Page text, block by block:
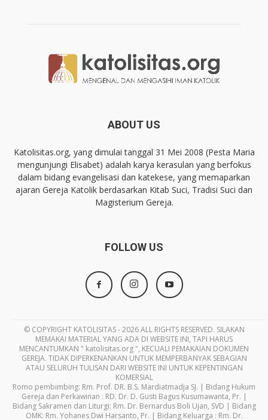
ABOUT US
Katolisitas.org, yang dimulai tanggal 31 Mei 2008 (Pesta Maria
mengunjungi Elisabet) adalah karya kerasulan yang berfokus
dalam bidang evangelisasi dan katekese, yang memaparkan
ajaran Gereja Katolik berdasarkan Kitab Suci, Tradisi Suci dan
Magisterium Gereja.
FOLLOW US
© COPYRIGHT KATOLISITAS - 2026 ALL RIGHTS RESERVED. SILAKAN
MEMAKAI MATERIAL YANG ADA DI WEBSITE INI, TAPI HARUS
MENCANTUMKAN " katolisitas.org ", KECUALI PEMAKAIAN DOKUMEN
GEREJA. TIDAK DIPERKENANKAN UNTUK MEMPERBANYAK SEBAGIAN
ATAU SELURUH TULISAN DARI WEBSITE INI UNTUK KEPENTINGAN
KOMERSIAL
Romo pembimbing: Rm. Prof. DR. B.S. Mardiatmadja SJ. | Bidang Hukum
Gereja dan Perkawinan : RD. Dr. D. Gusti Bagus Kusumawanta, Pr. |
Bidang Sakramen dan Liturgi: Rm. Dr. Bernardus Boli Ujan, SVD | Bidang
OMK: Rm. Yohanes Dwi Harsanto, Pr. | Bidang Keluarga : Rm. Dr.